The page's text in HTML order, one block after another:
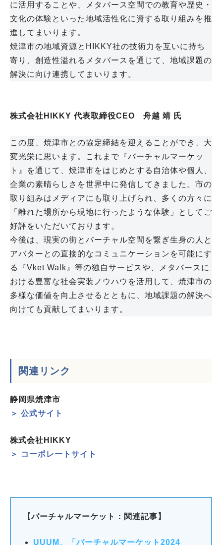
に活用することや、メタバース空間での教育や歴史・
文化の体験といった地域活性化に資する取り組みを推
進してまいります。
焼津市の地域資源とHIKKY社の技術力を互いに持ち
寄り、創造性溢れるメタバースを通じて、地域課題の
解決に向け連携してまいります。
株式会社HIKKY 代表取締役CEO 舟越 靖 氏
この度、焼津市との協定締結を迎えることができ、大
変光栄に思います。これまで『バーチャルマーケッ
ト』を通じて、焼津市をはじめとする自治体や個人、
企業の素晴らしさを世界中に発信してきました。市の
取り組みはメディアにも取り上げられ、多くの方々に
「離れた場所から現地に行ったような体験」としてご
好評をいただいております。
今後は、現実の街とバーチャル空間を繋ぎ生身の人と
アバターとの直接的なコミュニケーションを可能にす
る『Vket Walk』等の独自サービスや、メタバースに
おける豊富な社会実装ノウハウを活用して、焼津市の
多様な価値を向上させるとともに、地域課題の解決へ
向けても貢献してまいります。
関連リンク
静岡県焼津市
＞ 公式サイト
株式会社HIKKY
＞ コーポレートサイト
【バーチャルマーケット：関連記事】
UUUM、「バーチャルマーケット2024